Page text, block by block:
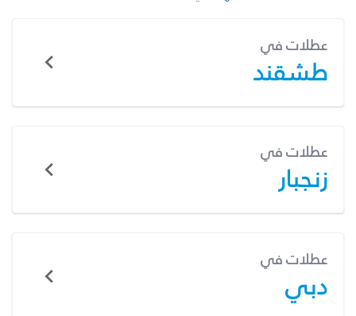
عطلات في
طشقند
عطلات في
زنجبار
عطلات في
دبي